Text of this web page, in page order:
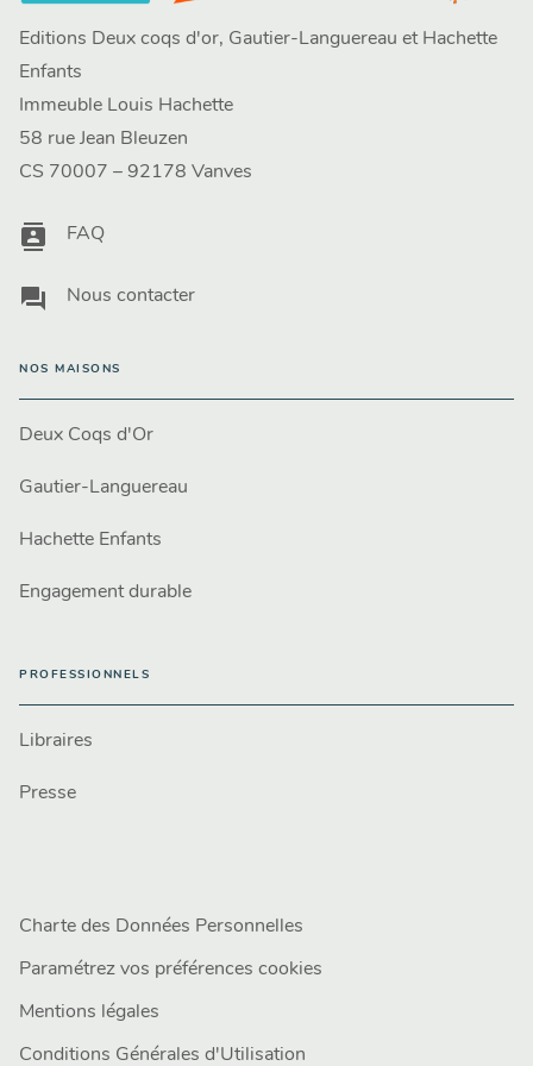
Editions Deux coqs d'or, Gautier-Languereau et Hachette
Enfants
Immeuble Louis Hachette
58 rue Jean Bleuzen
CS 70007 – 92178 Vanves
contacts FAQ
question_answer Nous contacter
NOS MAISONS
Deux Coqs d'Or
Gautier-Languereau
Hachette Enfants
Engagement durable
PROFESSIONNELS
Libraires
Presse
Charte des Données Personnelles
Paramétrez vos préférences cookies
Mentions légales
Conditions Générales d'Utilisation